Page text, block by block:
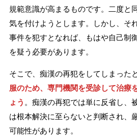
規範意識が高まるものです。二度と
気を付けようとします。しかし、そ
事件を犯すとなれば、もはや自己制
を疑う必要があります。
そこで、痴漢の再犯をしてしまった
服のため、専門機関を受診して治療
ょう 。痴漢の再犯では単に反省し、
は根本解決に至らないと判断され、
可能性があります。